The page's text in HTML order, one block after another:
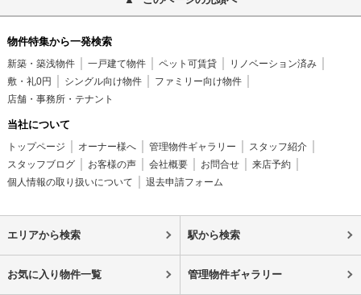
物件特集から一発検索
新築・築浅物件 一戸建て物件 ペット可賃貸
リノベーション済み
敷・礼0円
シングル向け物件
ファミリー向け物件
店舗・事務所・テナント
当社について
トップページ オーナー様へ 管理物件ギャラリー
スタッフ紹介
スタッフブログ
お客様の声 会社概要 お問合せ
来店予約
個人情報の取り扱いについて
退去申請フォーム
エリアから検索 駅から検索
お気に入り物件一覧 管理物件ギャラリー